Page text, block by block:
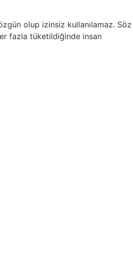
olup izinsiz kullanılamaz. Söz
fazla tüketildiğinde insan